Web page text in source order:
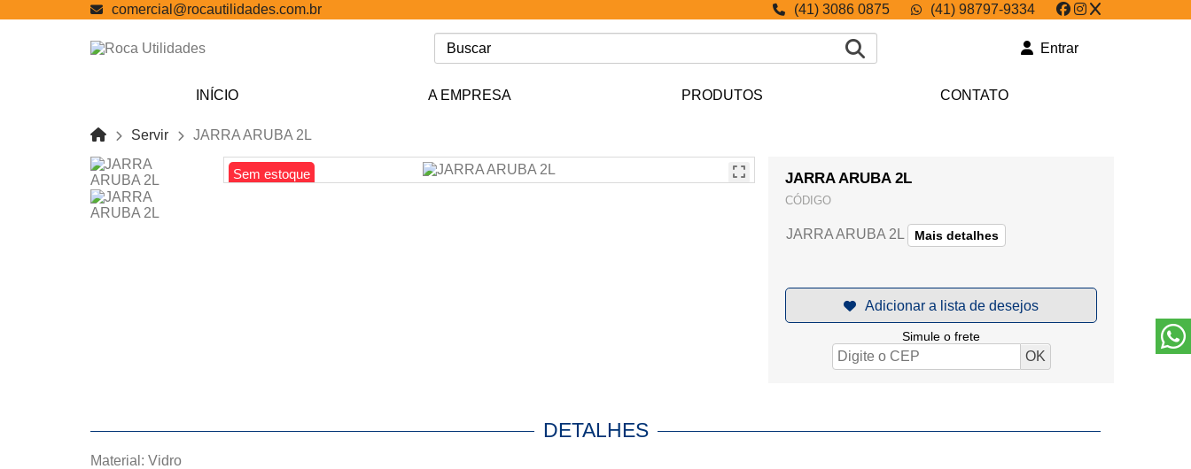
comercial@rocautilidades.com.br (41) 3086 0875 (41) 98797-9334
Entrar
INÍCIO A EMPRESA PRODUTOS CONTATO
Servir JARRA ARUBA 2L
Sem estoque JARRA ARUBA 2L
CÓDIGO
JARRA ARUBA 2L Mais detalhes
Simule o frete
DETALHES
Material: Vidro